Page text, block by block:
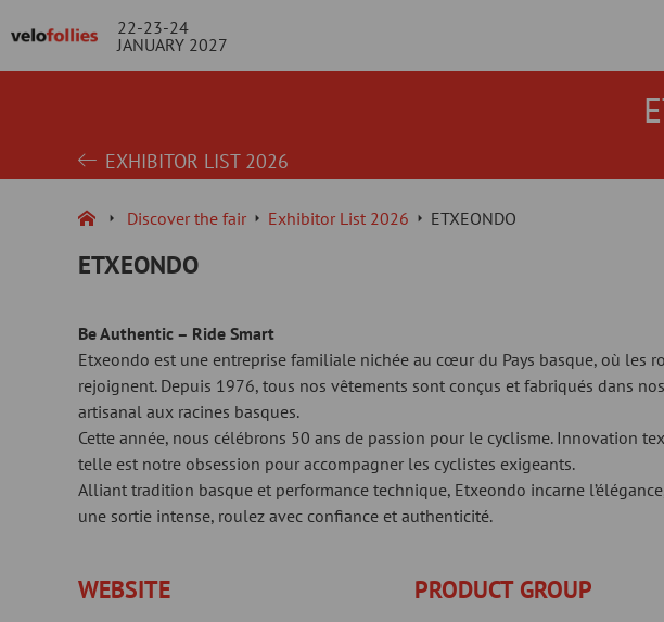
22-23-24
JANUARY 2027
EXHIBITOR LIST 2026
Discover the fair Exhibitor List 2026 ETXEONDO
ETXEONDO
Be Authentic – Ride Smart
Etxeondo est une entreprise familiale nichée au cœur du Pays basque, où les
rejoignent. Depuis 1976, tous nos vêtements sont conçus et fabriqués dans
artisanal aux racines basques.
Cette année, nous célébrons 50 ans de passion pour le cyclisme. Innovation
telle est notre obsession pour accompagner les cyclistes exigeants.
Alliant tradition basque et performance technique, Etxeondo incarne
une sortie intense, roulez avec confiance et authenticité.
WEBSITE PRODUCT GROUP